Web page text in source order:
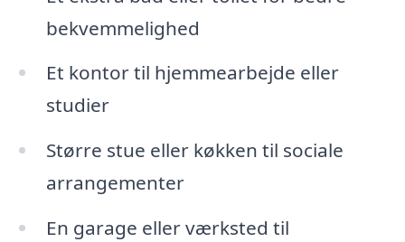
bekvemmelighed
Et kontor til hjemmearbejde eller
studier
Større stue eller køkken til sociale
arrangementer
En garage eller værksted til